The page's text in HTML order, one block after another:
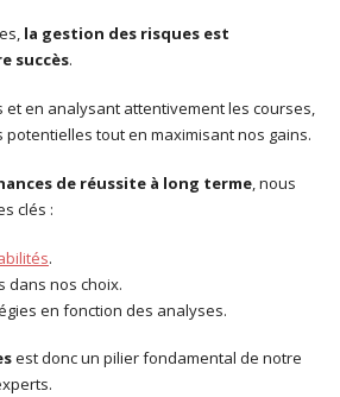
la gestion des risques est
succès.
et en analysant attentivement les courses,
tout en maximisant nos gains.
de réussite à long terme, nous
clés :
.
dans nos choix.
en fonction des analyses.
est donc un pilier fondamental de notre